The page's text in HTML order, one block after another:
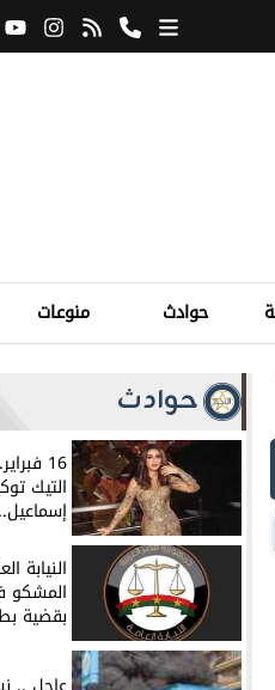
حوادث منوعات
حوادث
16
التيك
النيابة
بقضية